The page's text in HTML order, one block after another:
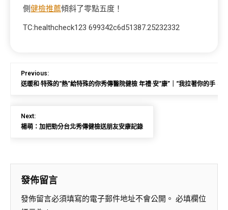
側健檢推薦傾斜了零點五度！
TC:healthcheck123 699342c6d51387.25232332
Previous:
送暖和·特殊的“熱”給特殊的你秀傳醫院健檢 年禮·安“康”｜“我拉著你的手，
Next:
楊萌：加把勁分台北秀傳健檢送朋友安康記錄
發佈留言
發佈留言必須填寫的電子郵件地址不會公開。 必填欄位